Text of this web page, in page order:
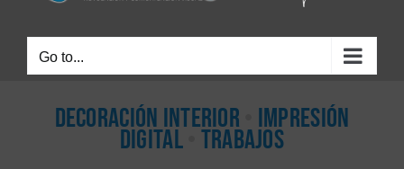
Go to...
DECORACIÓN INTERIOR IMPRESIÓN
DIGITAL• TRABAJOS